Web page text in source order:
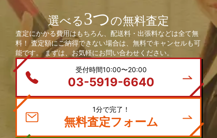
選べる3つの無料査定
査定にかかる費用はもちろん、配送料・出張料などは全て無
料！ 査定額にご納得できない場合は、無料でキャンセルも可
能です。 まずは、お気軽にお問い合わせください。
受付時間10:00〜20:00
03-5919-6640
1分で完了！
無料査定フォーム